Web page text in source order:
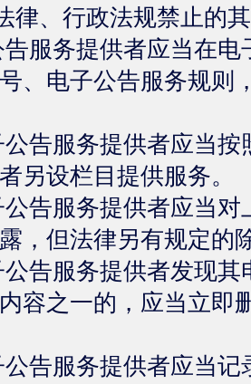
、行政法规禁止的其
服务提供者应当在
、电子公告服务规则
告服务提供者应当
另设栏目提供服务。
告服务提供者应当
，但法律另有规定的
告服务提供者发现
容之一的，应当立即
告服务提供者应当